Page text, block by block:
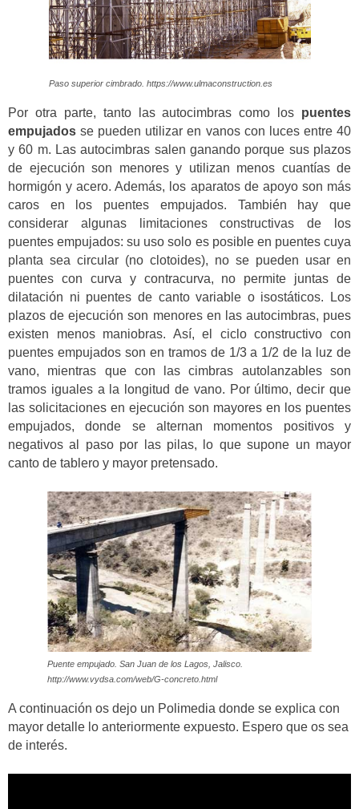
Paso superior cimbrado. https://www.ulmaconstruction.es
Por otra parte, tanto las autocimbras como los puentes
empujados se pueden utilizar en vanos con luces entre 40
y 60 m. Las autocimbras salen ganando porque sus plazos
de ejecución son menores y utilizan menos cuantías de
hormigón y acero. Además, los aparatos de apoyo son más
caros en los puentes empujados. También hay que
considerar algunas limitaciones constructivas de los
puentes empujados: su uso solo es posible en puentes cuya
planta sea circular (no clotoides), no se pueden usar en
puentes con curva y contracurva, no permite juntas de
dilatación ni puentes de canto variable o isostáticos. Los
plazos de ejecución son menores en las autocimbras, pues
existen menos maniobras. Así, el ciclo constructivo con
puentes empujados son en tramos de 1/3 a 1/2 de la luz de
vano, mientras que con las cimbras autolanzables son
tramos iguales a la longitud de vano. Por último, decir que
las solicitaciones en ejecución son mayores en los puentes
empujados, donde se alternan momentos positivos y
negativos al paso por las pilas, lo que supone un mayor
canto de tablero y mayor pretensado.
Puente empujado. San Juan de los Lagos, Jalisco.
http://www.vydsa.com/web/G-concreto.html
A continuación os dejo un Polimedia donde se explica con
mayor detalle lo anteriormente expuesto. Espero que os sea
de interés.